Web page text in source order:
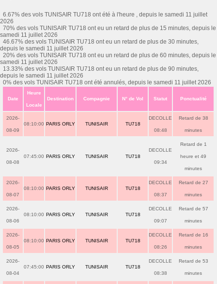
6.67% des vols TUNISAIR TU718 ont été à l'heure , depuis le samedi 11 juillet
2026
70% des vols TUNISAIR TU718 ont eu un retard de plus de 15 minutes, depuis le
samedi 11 juillet 2026
46.67% des vols TUNISAIR TU718 ont eu un retard de plus de 30 minutes,
depuis le samedi 11 juillet 2026
20% des vols TUNISAIR TU718 ont eu un retard de plus de 60 minutes, depuis le
samedi 11 juillet 2026
13.33% des vols TUNISAIR TU718 ont eu un retard de plus de 90 minutes,
depuis le samedi 11 juillet 2026
0% des vols TUNISAIR TU718 ont été annulés, depuis le samedi 11 juillet 2026
Date
Heure
Locale
Destination Compagnie N° de Vol Statut Ponctualité
2026-
08-09
08:10:00 PARIS ORLY TUNISAIR TU718
DECOLLE
08:48
Retard de 38
minutes
2026-
08-08
07:45:00 PARIS ORLY TUNISAIR TU718
DECOLLE
09:34
Retard de 1
heure et 49
minutes
2026-
08-07
08:10:00 PARIS ORLY TUNISAIR TU718
DECOLLE
08:37
Retard de 27
minutes
2026-
08-06
08:10:00 PARIS ORLY TUNISAIR TU718
DECOLLE
09:07
Retard de 57
minutes
2026-
08-05
08:10:00 PARIS ORLY TUNISAIR TU718
DECOLLE
08:26
Retard de 16
minutes
2026-
08-04
07:45:00 PARIS ORLY TUNISAIR TU718
DECOLLE
08:38
Retard de 53
minutes